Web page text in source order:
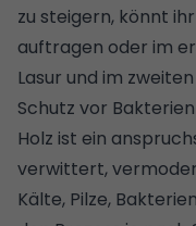
zu steigern, könnt
auftragen oder im
Lasur und im
Schutz vor
Holz ist ein
verwittert,
Kälte, Pilze,